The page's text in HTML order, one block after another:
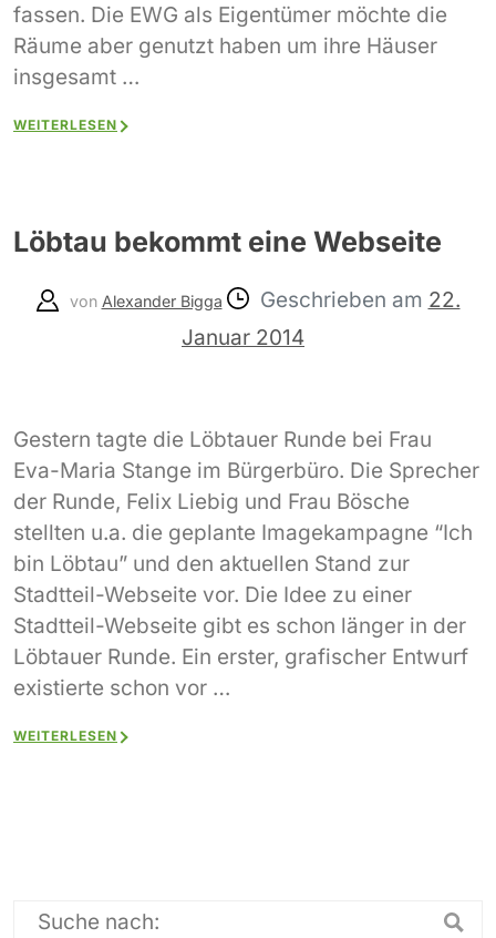
fassen. Die EWG als Eigentümer möchte die
Räume aber genutzt haben um ihre Häuser
insgesamt …
WEITERLESEN
Löbtau bekommt eine Webseite
von Alexander Bigga Geschrieben am 22.
Januar 2014
Gestern tagte die Löbtauer Runde bei Frau
Eva-Maria Stange im Bürgerbüro. Die Sprecher
der Runde, Felix Liebig und Frau Bösche
stellten u.a. die geplante Imagekampagne “Ich
bin Löbtau” und den aktuellen Stand zur
Stadtteil-Webseite vor. Die Idee zu einer
Stadtteil-Webseite gibt es schon länger in der
Löbtauer Runde. Ein erster, grafischer Entwurf
existierte schon vor …
WEITERLESEN